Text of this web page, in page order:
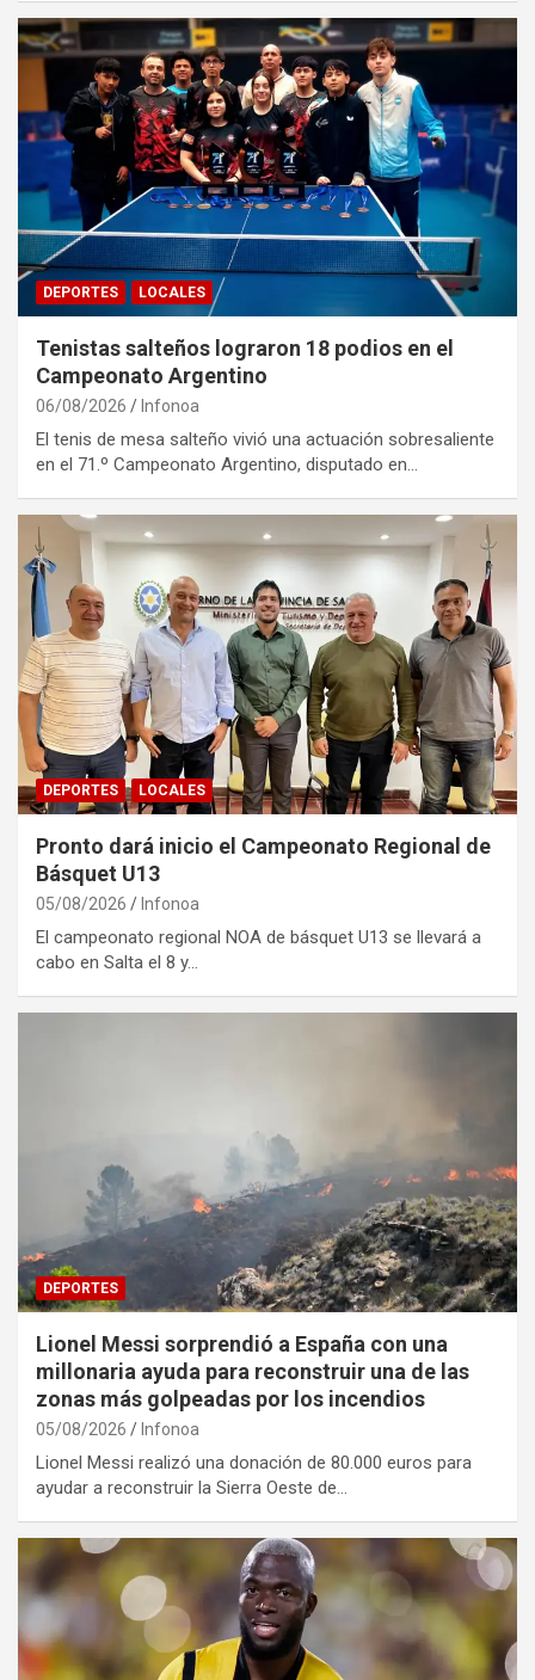
DEPORTES LOCALES
Tenistas salteños lograron 18 podios en el
Campeonato Argentino
06/08/2026 Infonoa
El tenis de mesa salteño vivió una actuación sobresaliente
en el 71.º Campeonato Argentino, disputado en…
DEPORTES LOCALES
Pronto dará inicio el Campeonato Regional de
Básquet U13
05/08/2026 Infonoa
El campeonato regional NOA de básquet U13 se llevará a
cabo en Salta el 8 y…
DEPORTES
Lionel Messi sorprendió a España con una
millonaria ayuda para reconstruir una de las
zonas más golpeadas por los incendios
05/08/2026 Infonoa
Lionel Messi realizó una donación de 80.000 euros para
ayudar a reconstruir la Sierra Oeste de…